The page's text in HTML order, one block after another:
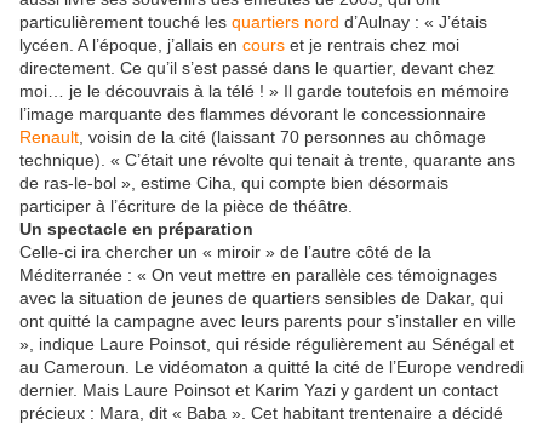
particulièrement touché les quartiers nord d’Aulnay : « J’étais
lycéen. A l’époque, j’allais en cours et je rentrais chez moi
directement. Ce qu’il s’est passé dans le quartier, devant chez
moi… je le découvrais à la télé ! » Il garde toutefois en mémoire
l’image marquante des flammes dévorant le concessionnaire
Renault , voisin de la cité (laissant 70 personnes au chômage
technique). « C’était une révolte qui tenait à trente, quarante ans
de ras-le-bol », estime Ciha, qui compte bien désormais
participer à l’écriture de la pièce de théâtre.
Un spectacle en préparation
Celle-ci ira chercher un « miroir » de l’autre côté de la
Méditerranée : « On veut mettre en parallèle ces témoignages
avec la situation de jeunes de quartiers sensibles de Dakar, qui
ont quitté la campagne avec leurs parents pour s’installer en ville
», indique Laure Poinsot, qui réside régulièrement au Sénégal et
au Cameroun. Le vidéomaton a quitté la cité de l’Europe vendredi
dernier. Mais Laure Poinsot et Karim Yazi y gardent un contact
précieux : Mara, dit « Baba ». Cet habitant trentenaire a décidé